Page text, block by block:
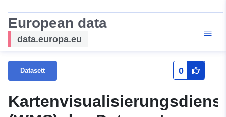
European data
data.europa.eu
Datasett 0